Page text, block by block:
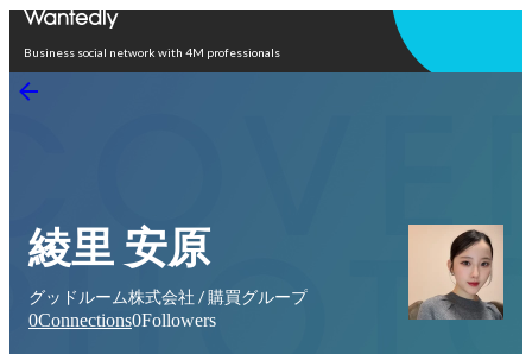
Business social network with 4M professionals
綾里 安原
グッドルーム株式会社 / 購買グループ
0Connections0Followers